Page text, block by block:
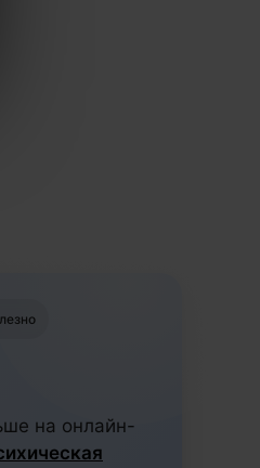
на онлайн-